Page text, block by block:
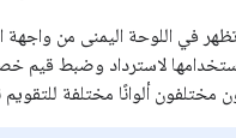
في اللوحة اليمنى من
استخدامها لاسترداد وضبط قيم
مختلفون ألوانًا مختلفة